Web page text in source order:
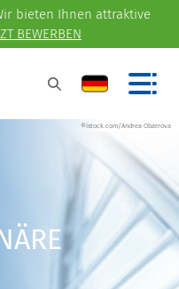
bieten Ihnen attraktive
BEWERBEN
©istock.com/Andrea Obzerova